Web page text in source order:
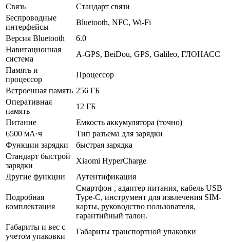
Связь
Стандарт связи
Беспроводные
интерфейсы
Bluetooth, NFC, Wi-Fi
Версия Bluetooth
6.0
Навигационная
система
A-GPS, BeiDou, GPS, Galileo, ГЛОНАСС
Память и
процессор
Процессор
Встроенная память 256 ГБ
Оперативная
память
12 ГБ
Питание
Емкость аккумулятора (точно)
6500 мА·ч
Тип разъема для зарядки
Функции зарядки
быстрая зарядка
Стандарт быстрой
зарядки
Xiaomi HyperCharge
Другие функции
Аутентификация
Подробная
комплектация
Смартфон , адаптер питания, кабель USB
Type-C, инструмент для извлечения SIM-
карты, руководство пользователя,
гарантийный талон.
Габариты и вес с
учетом упаковки
Габариты транспортной упаковки